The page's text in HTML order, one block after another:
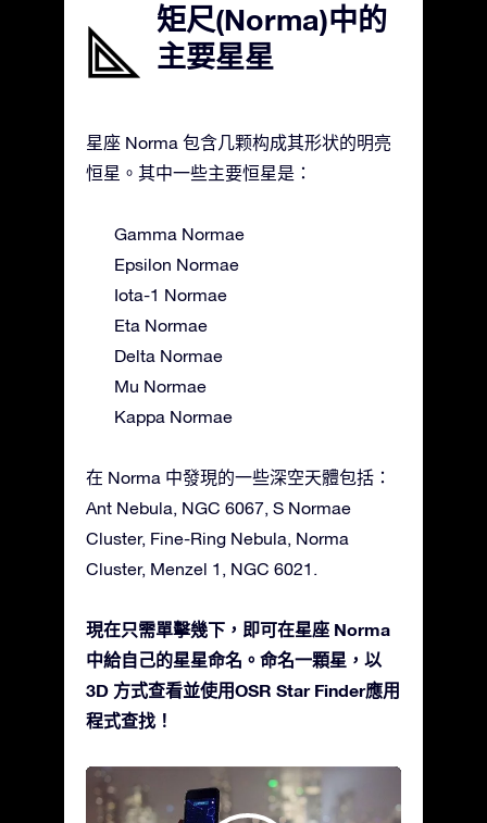
矩尺(Norma)中的
主要星星
星座 Norma 包含几颗构成其形状的明亮
恒星。其中一些主要恒星是：
Gamma Normae
Epsilon Normae
Iota-1 Normae
Eta Normae
Delta Normae
Mu Normae
Kappa Normae
在 Norma 中發現的一些深空天體包括：
Ant Nebula, NGC 6067, S Normae
Cluster, Fine-Ring Nebula, Norma
Cluster, Menzel 1, NGC 6021.
現在只需單擊幾下，即可在星座 Norma
中給自己的星星命名。命名一顆星，以
3D 方式查看並使用OSR Star Finder應用
程式查找！